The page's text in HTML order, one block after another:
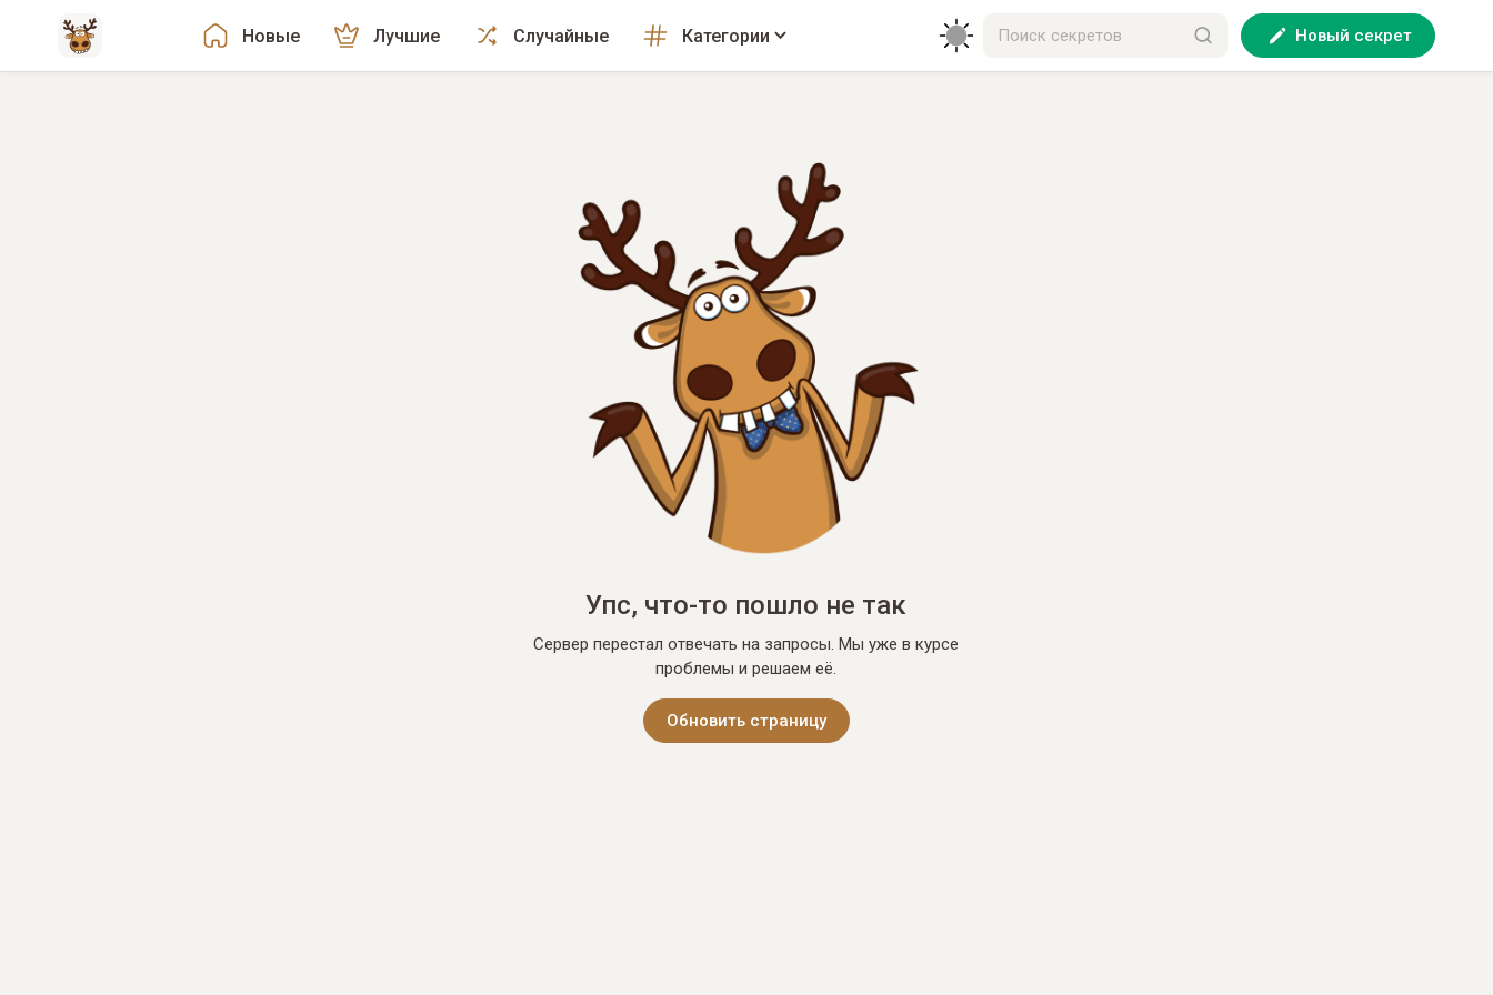
Новые Лучшие Случайные Категории Новый секрет
Упс, что-то пошло не так
Сервер перестал отвечать на запросы. Мы уже в курсе
проблемы и решаем её.
Обновить страницу